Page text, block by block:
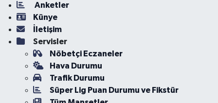
Anketler
Künye
İletişim
Servisler
Nöbetçi Eczaneler
Hava Durumu
Trafik Durumu
Süper Lig Puan Durumu ve Fikstür